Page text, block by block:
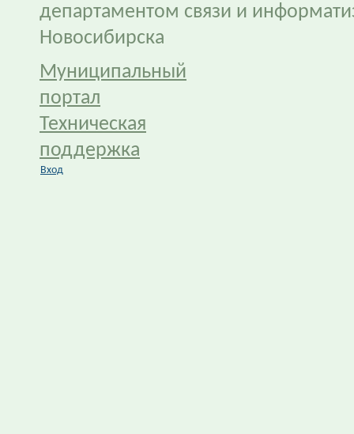
департаментом связи и
Новосибирска
Муниципальный
портал
Техническая
поддержка
Вход